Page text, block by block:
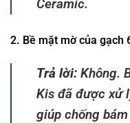
Ceramic.
2. Bề mặt mờ của gạch
Trả lời: Không.
Kis đã được xử
giúp chống